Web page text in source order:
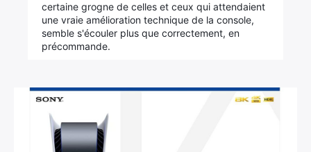
certaine grogne de celles et ceux qui attendaient
une vraie amélioration technique de la console,
semble s'écouler plus que correctement, en
précommande.